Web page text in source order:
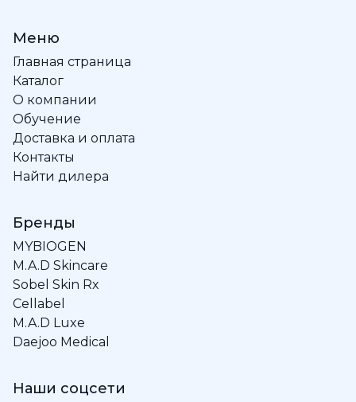
Меню
Главная страница
Каталог
О компании
Обучение
Доставка и оплата
Контакты
Найти дилера
Бренды
MYBIOGEN
M.A.D Skincare
Sobel Skin Rx
Cellabel
M.A.D Luxe
Daejoo Medical
Наши соцсети